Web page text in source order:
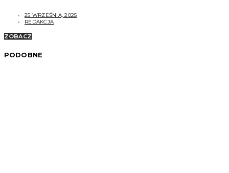
25 WRZEŚNIA, 2025
REDAKCJA
ZOBACZ
PODOBNE